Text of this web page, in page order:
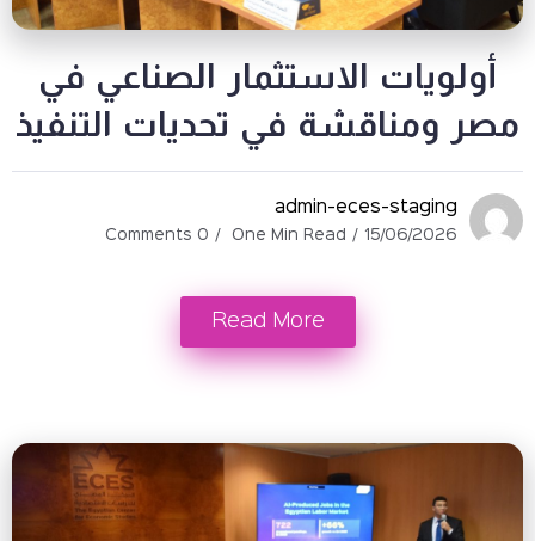
الاستثمار الصناعي في
في تحديات التنفيذ
admin-eces-
15/06/
One Min Read
0 Comments
Read More